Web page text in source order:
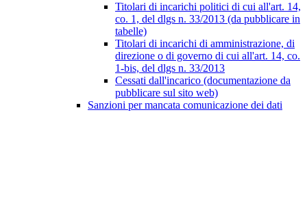
Titolari di incarichi politici di cui all'art. 14,
co. 1, del dlgs n. 33/2013 (da pubblicare in
tabelle)
Titolari di incarichi di amministrazione, di
direzione o di governo di cui all'art. 14, co.
1-bis, del dlgs n. 33/2013
Cessati dall'incarico (documentazione da
pubblicare sul sito web)
Sanzioni per mancata comunicazione dei dati